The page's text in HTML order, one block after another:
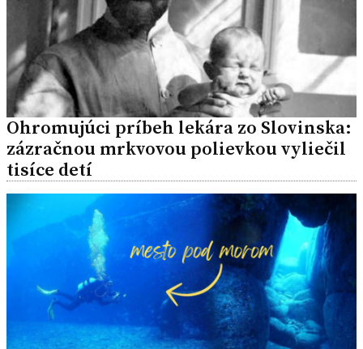
Ohromujúci príbeh lekára zo Slovinska:
zázračnou mrkvovou polievkou vyliečil
tisíce detí